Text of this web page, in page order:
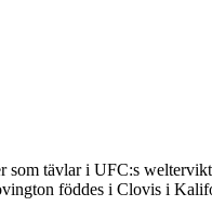
tävlar i UFC:s
föddes i Clovis i